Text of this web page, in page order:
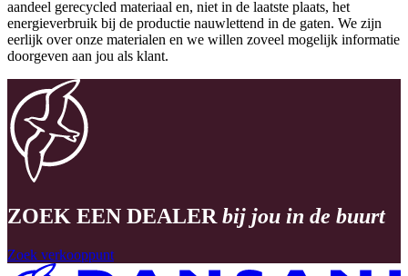
aandeel gerecycled materiaal en, niet in de laatste plaats, het
energieverbruik bij de productie nauwlettend in de gaten. We zijn
eerlijk over onze materialen en we willen zoveel mogelijk informatie
doorgeven aan jou als klant.
ZOEK EEN DEALER bij jou in de buurt
Zoek verkooppunt